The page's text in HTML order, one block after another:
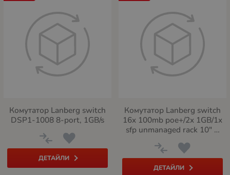
Комутатор Lanberg switch
DSP1-1008 8-port, 1GB/s
ДЕТАЙЛИ
Комутатор Lanberg switch
16x 100mb poe+/2x 1GB/1x
sfp unmanaged rack 10" &
ДЕТАЙЛИ